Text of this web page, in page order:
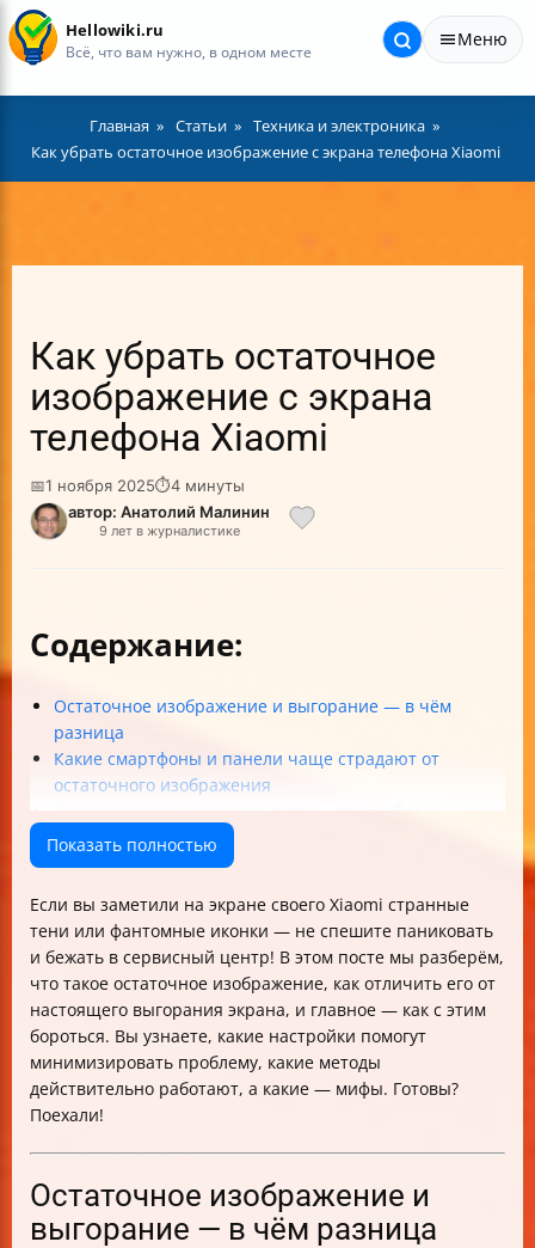
Hellowiki.ru
Всё, что вам нужно, в одном месте
Меню
Главная Статьи
Техника и электроника
Как убрать остаточное изображение с экрана телефона Xiaomi
Как убрать остаточное
изображение с экрана
телефона Xiaomi
📅1 ноября 2025⏱4 минуты
автор: Анатолий Малинин
9 лет в журналистике
Содержание:
Остаточное изображение и выгорание — в чём
разница
Какие смартфоны и панели чаще страдают от
остаточного изображения
Как проверить наличие остаточного изображения
дома
Как минимизировать остаточный эффект —
Почему эти методы работают и когда — нет
Настройки экрана для оптимального результата
Что делать, если остаточное изображение не уходит
Мифы и правда об AMOLED-выгорании
Признаки, когда нужно идти в сервис
Итоговая таблица: что делать и чего ожидать
Показать полностью
Если вы заметили на экране своего Xiaomi странные
тени или фантомные иконки — не спешите паниковать
и бежать в сервисный центр! В этом посте мы разберём,
что такое остаточное изображение, как отличить его от
настоящего выгорания экрана, и главное — как с этим
бороться. Вы узнаете, какие настройки помогут
минимизировать проблему, какие методы
действительно работают, а какие — мифы. Готовы?
Поехали!
Остаточное изображение и
выгорание — в чём разница